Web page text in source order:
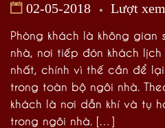
02-05-2018
Lượt
Phòng khách là không
nhà, nơi tiếp đón khách
nhất, chính vì thế cần để
trong toàn bộ ngôi nhà.
khách là nơi dẫn khí và tụ
trong ngôi nhà. […]